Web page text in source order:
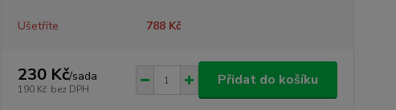
Ušetříte 788 Kč
230 Kč/sada
190 Kč bez DPH
Přidat do košíku